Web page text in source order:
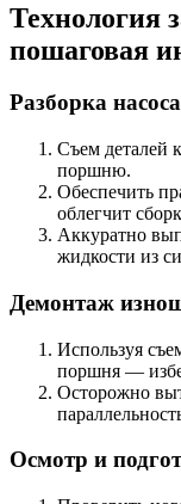
Технология
пошаговая
Разборка насоса
Съем деталей
поршню.
Обеспечить
облегчит
Аккуратно
жидкости из
Демонтаж
Используя
поршня —
Осторожно
Осмотр и